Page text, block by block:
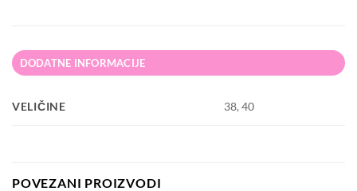
DODATNE INFORMACIJE
VELIČINE 38, 40
POVEZANI PROIZVODI